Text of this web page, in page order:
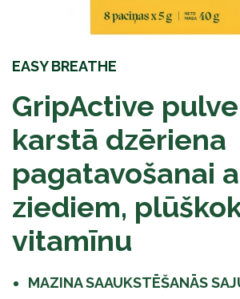
EASY BREATHE
GripActive
karstā dzēriena
pagatavošanai
ziediem,
vitamīnu
MAZINA SAAUKSTĒŠANĀS